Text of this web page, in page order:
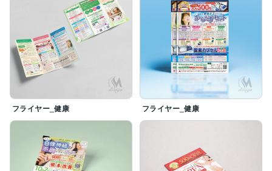
フライヤー_健康 フライヤー_健康